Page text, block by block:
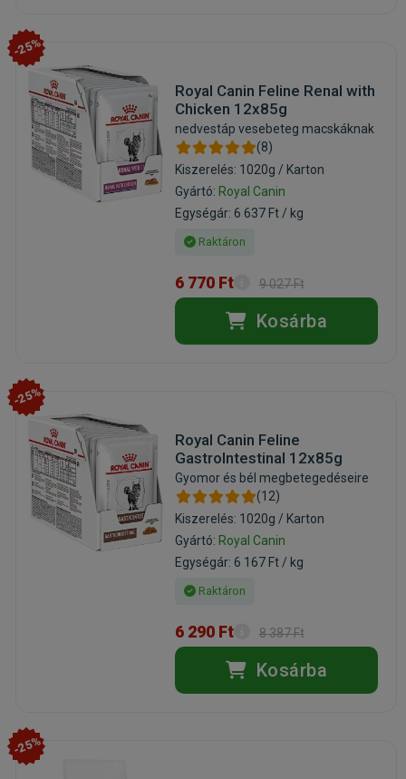
-25%
Royal Canin Feline Renal with
Chicken 12x85g
nedvestáp vesebeteg macskáknak
(8)
Kiszerelés: 1020g / Karton
Gyártó: Royal Canin
Egységár: 6 637 Ft / kg
Raktáron
6 770 Ft 9 027 Ft
Kosárba
-25%
Royal Canin Feline
GastroIntestinal 12x85g
Gyomor és bél megbetegedéseire
(12)
Kiszerelés: 1020g / Karton
Gyártó: Royal Canin
Egységár: 6 167 Ft / kg
Raktáron
6 290 Ft 8 387 Ft
Kosárba
-25%